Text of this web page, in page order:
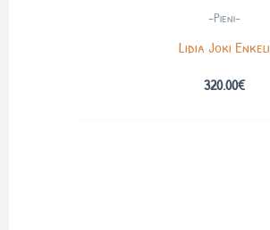
-Pieni-
Lidia Joki Enkeli
320.00€